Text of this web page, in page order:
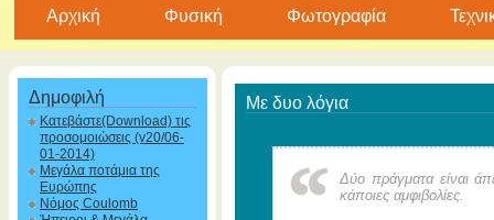
Aρχική Φυσική Φωτογραφία
Δημοφιλή
Κατεβάστε(Download) τις
προσομοιώσεις (v20/06-
01-2014)
Μεγάλα ποτάμια της
Ευρώπης
Νόμος Coulomb
Με δυο λόγια
Δύο πράγματα είναι
κάποιες αμφιβολίες.